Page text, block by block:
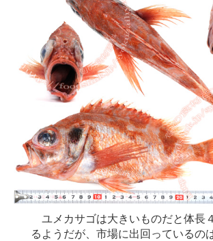
ユメカサゴは大きいものだと体長
るようだが、市場に出回っているの